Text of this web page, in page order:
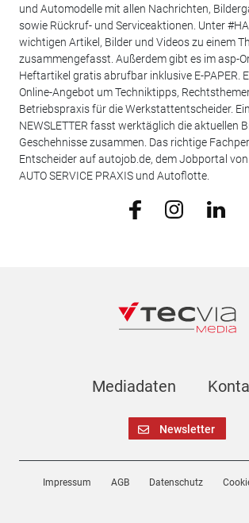
und Automodelle mit allen Nachrichten,
sowie Rückruf- und Serviceaktionen. Unter
wichtigen Artikel, Bilder und Videos zu einem
zusammengefasst. Außerdem gibt es im asp-
Heftartikel gratis abrufbar inklusive E-PAPER.
Online-Angebot um Techniktipps,
Betriebspraxis für die Werkstattentscheider.
NEWSLETTER fasst werktäglich die aktuellen
Geschehnisse zusammen. Das richtige
Entscheider auf autojob.de, dem Jobportal von
AUTO SERVICE PRAXIS und Autoflotte.
Mediadaten
Newsletter
Impressum AGB Datenschutz